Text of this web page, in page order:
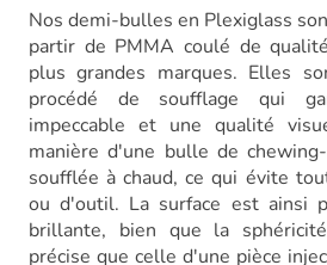
Nos demi-bulles en Plexiglass
partir de PMMA coulé de
plus grandes marques. Elles
procédé de soufflage qui
impeccable et une qualité
manière d'une bulle de
soufflée à chaud, ce qui évite
ou d'outil. La surface est ainsi
brillante, bien que la
précise que celle d'une pièce